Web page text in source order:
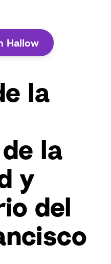
Hallow
la
la
y
del